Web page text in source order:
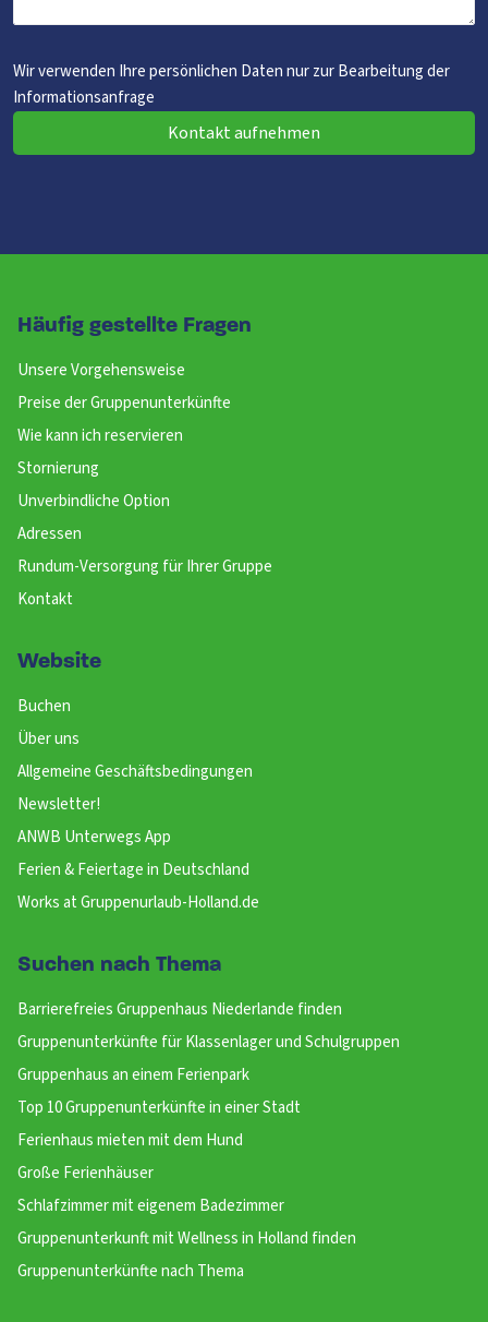
Wir verwenden Ihre persönlichen Daten nur zur Bearbeitung der
Informationsanfrage
Kontakt aufnehmen
Häufig gestellte Fragen
Unsere Vorgehensweise
Preise der Gruppenunterkünfte
Wie kann ich reservieren
Stornierung
Unverbindliche Option
Adressen
Rundum-Versorgung für Ihrer Gruppe
Kontakt
Website
Buchen
Über uns
Allgemeine Geschäftsbedingungen
Newsletter!
ANWB Unterwegs App
Ferien & Feiertage in Deutschland
Works at Gruppenurlaub-Holland.de
Suchen nach Thema
Barrierefreies Gruppenhaus Niederlande finden
Gruppenunterkünfte für Klassenlager und Schulgruppen
Gruppenhaus an einem Ferienpark
Top 10 Gruppenunterkünfte in einer Stadt
Ferienhaus mieten mit dem Hund
Große Ferienhäuser
Schlafzimmer mit eigenem Badezimmer
Gruppenunterkunft mit Wellness in Holland finden
Gruppenunterkünfte nach Thema